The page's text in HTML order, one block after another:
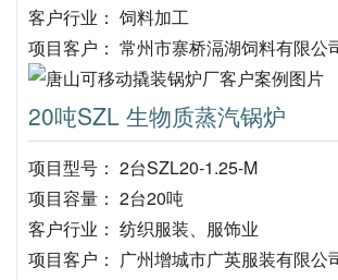
客户行业： 饲料加工
项目客户： 常州市寨桥滆湖饲料有限公
20吨SZL 生物质蒸汽锅炉
项目型号： 2台SZL20-1.25-M
项目容量： 2台20吨
客户行业： 纺织服装、服饰业
项目客户： 广州增城市广英服装有限公